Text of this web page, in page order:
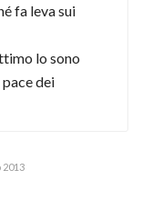
fa leva sui
lo sono
dei
2013